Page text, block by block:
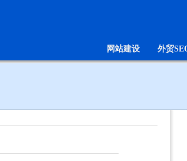
网站建设 外贸